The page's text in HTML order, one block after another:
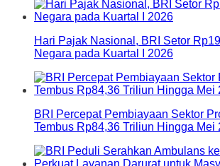
Hari Pajak Nasional, BRI Setor
Negara pada Kuartal I 2026
BRI Percepat Pembiayaan Sektor
Tembus Rp84,36 Triliun Hingga Mei